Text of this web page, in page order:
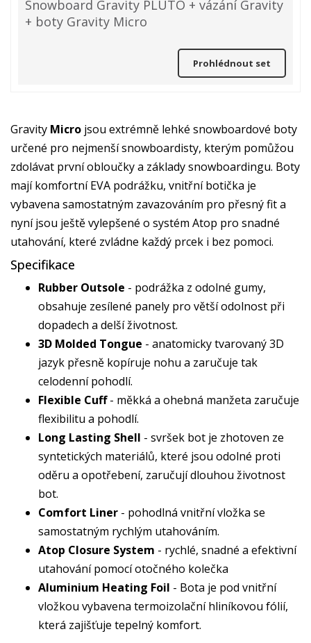
Snowboard Gravity PLUTO + vázání Gravity
+ boty Gravity Micro
Prohlédnout set
Gravity Micro jsou extrémně lehké snowboardové boty
určené pro nejmenší snowboardisty, kterým pomůžou
zdolávat první obloučky a základy snowboardingu. Boty
mají komfortní EVA podrážku, vnitřní botička je
vybavena samostatným zavazováním pro přesný fit a
nyní jsou ještě vylepšené o systém Atop pro snadné
utahování, které zvládne každý prcek i bez pomoci.
Specifikace
Rubber Outsole - podrážka z odolné gumy,
obsahuje zesílené panely pro větší odolnost při
dopadech a delší životnost.
3D Molded Tongue - anatomicky tvarovaný 3D
jazyk přesně kopíruje nohu a zaručuje tak
celodenní pohodlí.
Flexible Cuff- měkká a ohebná manžeta zaručuje
flexibilitu a pohodlí.
Long Lasting Shell - svršek bot je zhotoven ze
syntetických materiálů, které jsou odolné proti
oděru a opotřebení, zaručují dlouhou životnost
bot.
Comfort Liner - pohodlná vnitřní vložka se
samostatným rychlým utahováním.
Atop Closure System - rychlé, snadné a efektivní
utahování pomocí otočného kolečka
Aluminium Heating Foil - Bota je pod vnitřní
vložkou vybavena termoizolační hliníkovou fólií,
která zajišťuje tepelný komfort.